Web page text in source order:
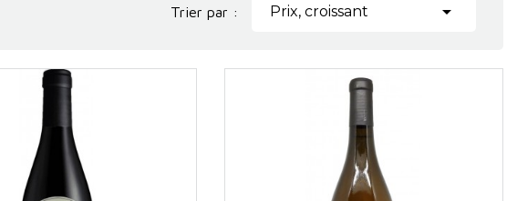
mettant en avant des terroirs d’exception et une approche en
minéralité et une complexité aromatique unique. Chaque cuvée
sols et du climat, offrant ainsi des vins fins et authentiques, à
de conditions climatiques et de sols très distincts, qui
Trier par : Prix, croissant 